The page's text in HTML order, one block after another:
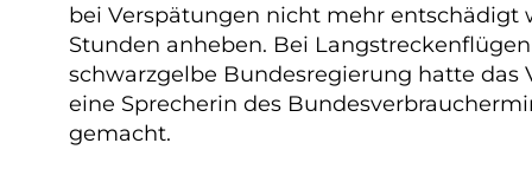
bei Verspätungen nicht mehr entschädigt
Stunden anheben. Bei
schwarzgelbe Bundesregierung hatte das
eine Sprecherin des
gemacht.